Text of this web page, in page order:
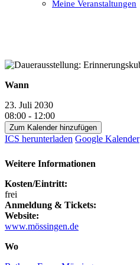
Meine Veranstaltungen
Wann
23. Juli 2030
08:00 - 12:00
Zum Kalender hinzufügen
ICS herunterladen Google Kalender
Weitere Informationen
Kosten/Eintritt:
frei
Anmeldung & Tickets:
Website:
www.mössingen.de
Wo